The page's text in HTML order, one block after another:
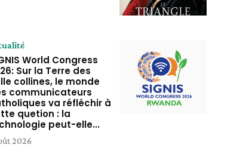
World Congress
Sur la Terre des
collines, le monde
communicateurs
va réfléchir à
quetion : la
peut-elle...
2026